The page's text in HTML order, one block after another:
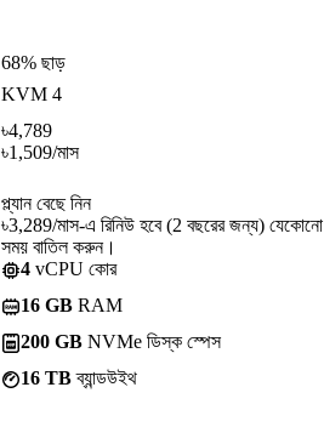
68% ছাড়
KVM 4
৳4,789
৳1,509/মাস
প্ল্যান বেছে নিন
৳3,289/মাস-এ রিনিউ হবে (2 বছরের জন্য) যেকোনো
সময় বাতিল করুন।
4 vCPU কোর
16 GB RAM
200 GB NVMe ডিস্ক স্পেস
16 TBব্যান্ডউইথ